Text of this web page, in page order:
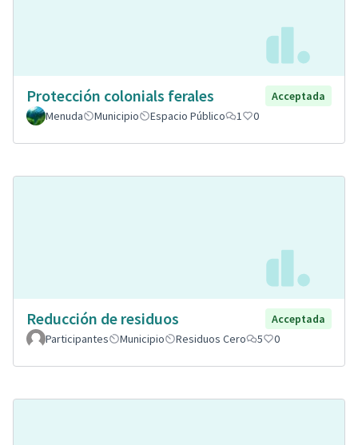
Protección colonials ferales
Acceptada
Menuda
Municipio Espacio Público 1 0
Reducción de residuos
Acceptada
Participantes
Municipio Residuos Cero 5 0